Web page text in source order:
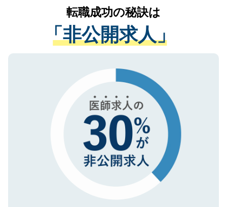
は、個人情報の取り扱いについての厳密な
管理基準を満たした事業者のみに付与され
る、プライバシーマークを取得済みです。
で、機密保持に関してもご安心ください。
かがいして、現在の医療機関の状況や紹介
経験をまじえながら、適切なアドバイスを
させていただきます。すぐにご転職をされ
ない方には、長期的なサポートが可能です
ので、まずはご登録ください。
転職成功の秘訣は
「非公開求人」